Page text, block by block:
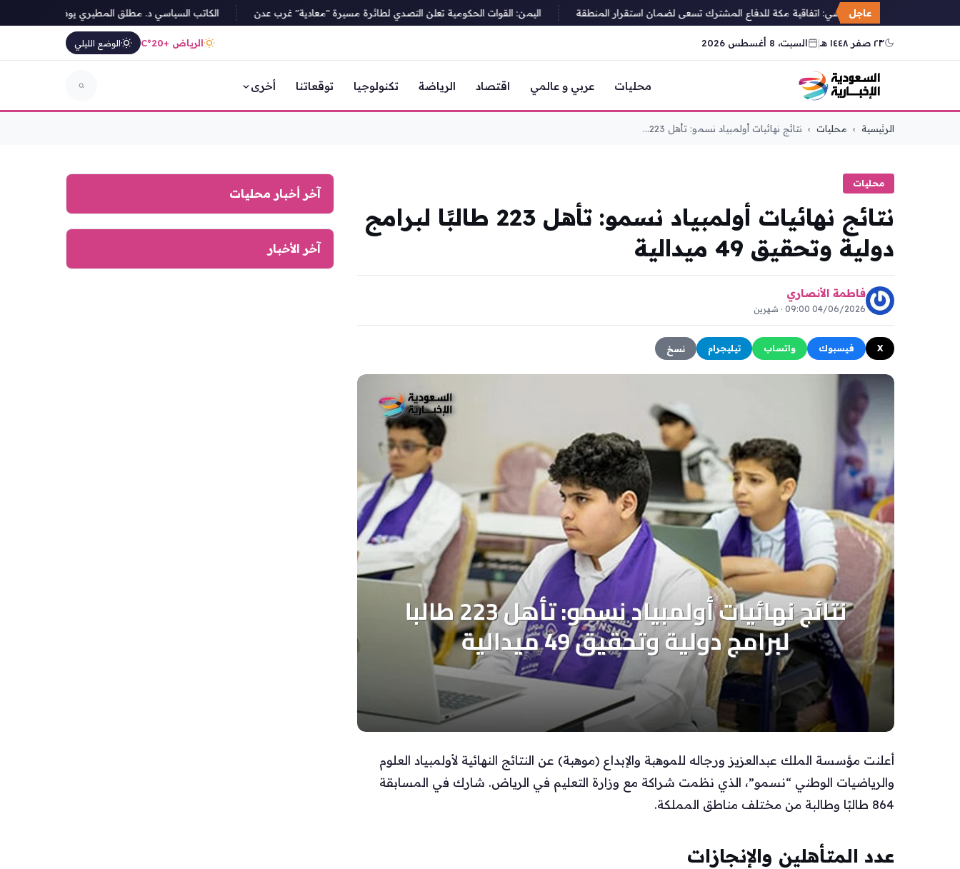
عاجل
محلل سياسي: اتفاقية مكة للدفاع المشترك تسعى لضمان استقرار المنطقة اليمن: القوات الحكومية تعلن التصدي لطائرة مسيرة "معادية" غرب عدن الكاتب السياسي د. مطلق المطيري يوضح أن اتفاقية مكة
٢٣ صفر ١٤٤٨ هـ | السبت، 8 أغسطس 2026 الرياض +20°C الوضع الليلي
محليات عربي و عالمي اقتصاد الرياضة تكنولوجيا توقعاتنا أخرى
الرئيسية › محليات › نتائج نهائيات أولمبياد نسمو: تأهل 223...
محليات
نتائج نهائيات أولمبياد نسمو: تأهل 223 طالبًا لبرامج
دولية وتحقيق 49 ميدالية
فاطمة الأنصاري
04/06/2026 09:00 · شهرين
X فيسبوك واتساب تيليجرام نسخ
أعلنت مؤسسة الملك عبدالعزيز ورجاله للموهبة والإبداع (موهبة) عن النتائج النهائية لأولمبياد العلوم
والرياضيات الوطني “نسمو”، الذي نظمت شراكة مع وزارة التعليم في الرياض. شارك في المسابقة
864 طالبًا وطالبة من مختلف مناطق المملكة.
عدد المتأهلين والإنجازات
آخر أخبار محليات
آخر الأخبار